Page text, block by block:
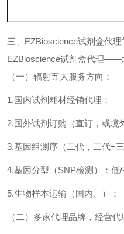
三、 EZBioscience试剂盒代理
EZBioscience试剂盒代理——
（一） 辐射五大服务方向：
1.国内试剂耗材经销代理；
2.国外试剂订购（直订，或境
3.基因组测序（二代，二代+
4.基因分型（SNP检测）：低/
5.生物样本运输（国内、）；
（ 二 ） 多家代理品牌，经营代